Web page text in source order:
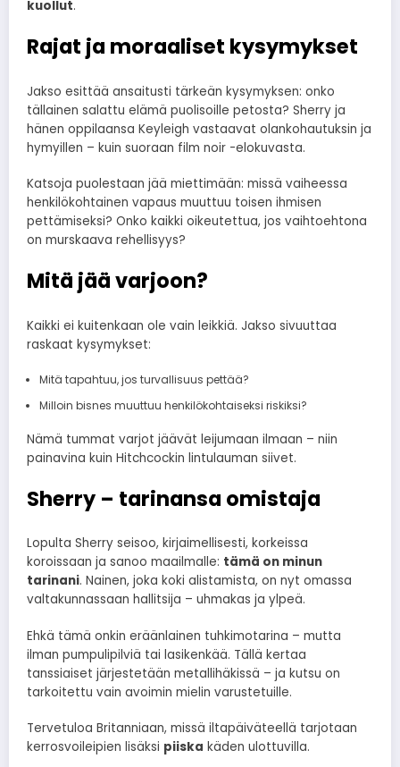
kuollut.
Rajat ja moraaliset kysymykset
Jakso esittää ansaitusti tärkeän kysymyksen: onko
tällainen salattu elämä puolisoille petosta? Sherry ja
hänen oppilaansa Keyleigh vastaavat olankohautuksin ja
hymyillen – kuin suoraan film noir -elokuvasta.
Katsoja puolestaan jää miettimään: missä vaiheessa
henkilökohtainen vapaus muuttuu toisen ihmisen
pettämiseksi? Onko kaikki oikeutettua, jos vaihtoehtona
on murskaava rehellisyys?
Mitä jää varjoon?
Kaikki ei kuitenkaan ole vain leikkiä. Jakso sivuuttaa
raskaat kysymykset:
Mitä tapahtuu, jos turvallisuus pettää?
Milloin bisnes muuttuu henkilökohtaiseksi riskiksi?
Nämä tummat varjot jäävät leijumaan ilmaan – niin
painavina kuin Hitchcockin lintulauman siivet.
Sherry – tarinansa omistaja
Lopulta Sherry seisoo, kirjaimellisesti, korkeissa
koroissaan ja sanoo maailmalle: tämä on minun
tarinani. Nainen, joka koki alistamista, on nyt omassa
valtakunnassaan hallitsija – uhmakas ja ylpeä.
Ehkä tämä onkin eräänlainen tuhkimotarina – mutta
ilman pumpulipilviä tai lasikenkää. Tällä kertaa
tanssiaiset järjestetään metallihäkissä – ja kutsu on
tarkoitettu vain avoimin mielin varustetuille.
Tervetuloa Britanniaan, missä iltapäiväteellä tarjotaan
kerrosvoileipien lisäksi piiska käden ulottuvilla.